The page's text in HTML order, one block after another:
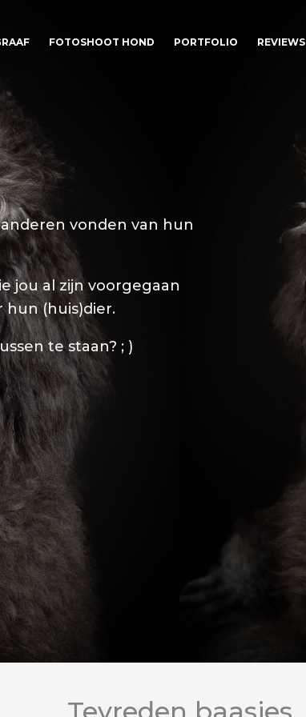
FOTOSHOOT HOND PORTFOLIO REVIEWS
vonden van hun
jou al zijn voorgegaan
(huis)dier.
te staan? ; )